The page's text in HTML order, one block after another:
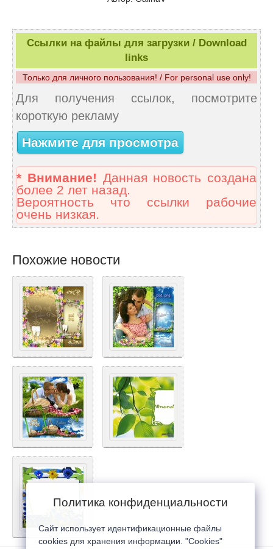
Ссылки на файлы для загрузки / Download
links
Только для личного пользования! / For personal use only!
Для получения ссылок, посмотрите
короткую рекламу
Нажмите для просмотра
* Внимание! Данная новость создана
более 2 лет назад.
Вероятность что ссылки рабочие
очень низкая.
Похожие новости
Политика конфиденциальности
Сайт использует идентификационные файлы
cookies для хранения информации. "Cookies"